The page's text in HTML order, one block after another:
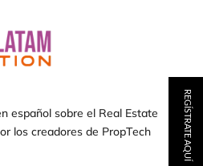
español sobre el Real Estate
los creadores de PropTech
REGÍSTRATE AQUÍ